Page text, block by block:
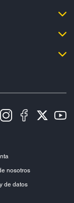
nosotros
de datos